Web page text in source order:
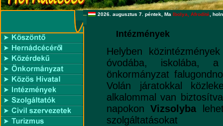
2026. augusztus 7. péntek, Ma Ibolya, Afrodité ,
Intézmények
Helyben
óvodába, iskolába,
önkormányzat
Volán járatokkal
alkalommal van
napokonVizsolyba
szolgáltatásokat